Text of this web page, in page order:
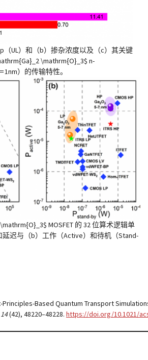
（UL）和（b）掺杂浓度以及（c）其关键
\mathrm{O}_3$ n-
1nm）的传输特性。
MOSFET 的 32 位算术逻辑单
延迟与（b）工作（Active）和待机（Stand-
Principles-Based Quantum Transport
14(42), 48220–48228.https://doi.org/10.1021/